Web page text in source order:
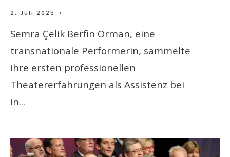
2. Juli 2025 •
Semra Çelik Berfin Orman, eine
transnationale Performerin, sammelte
ihre ersten professionellen
Theatererfahrungen als Assistenz bei
in...